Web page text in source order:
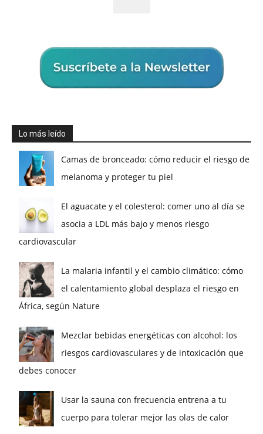
Lo más leído
Camas de bronceado: cómo reducir el riesgo de
melanoma y proteger tu piel
El aguacate y el colesterol: comer uno al día se
asocia a LDL más bajo y menos riesgo
cardiovascular
La malaria infantil y el cambio climático: cómo
el calentamiento global desplaza el riesgo en
África, según Nature
Mezclar bebidas energéticas con alcohol: los
riesgos cardiovasculares y de intoxicación que
debes conocer
Usar la sauna con frecuencia entrena a tu
cuerpo para tolerar mejor las olas de calor